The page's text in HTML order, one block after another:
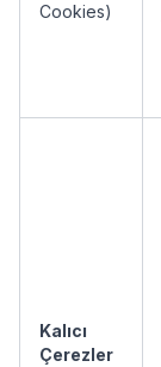
Cookies)
Kalıcı
Çerezler